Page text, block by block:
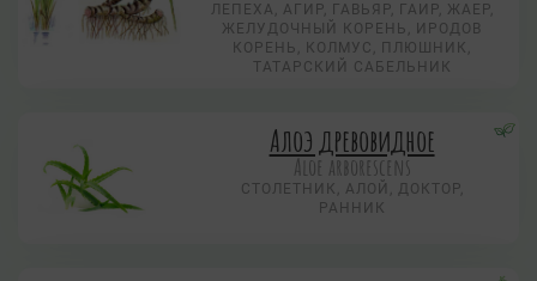
ЛЕПЕХА, АГИР, ГАВЬЯР, ГАИР, ЖАЕР,
ЖЕЛУДОЧНЫЙ КОРЕНЬ, ИРОДОВ
КОРЕНЬ, КОЛМУС, ПЛЮШНИК,
ТАТАРСКИЙ САБЕЛЬНИК
Алоэ древовидное
Aloe arborescens
СТОЛЕТНИК, АЛОЙ, ДОКТОР,
РАННИК